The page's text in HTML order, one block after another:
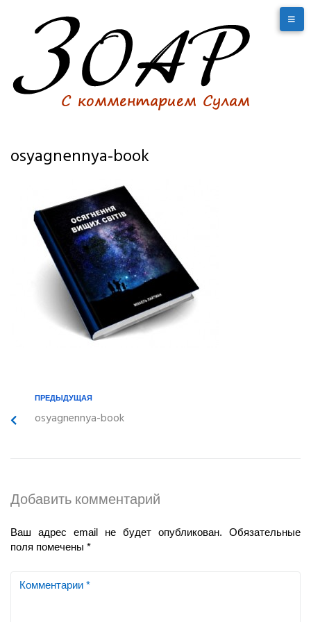
osyagnennya-book
ПРЕДЫДУЩАЯ
osyagnennya-book
Добавить комментарий
Ваш адрес email не будет опубликован.
Обязательные
поля помечены *